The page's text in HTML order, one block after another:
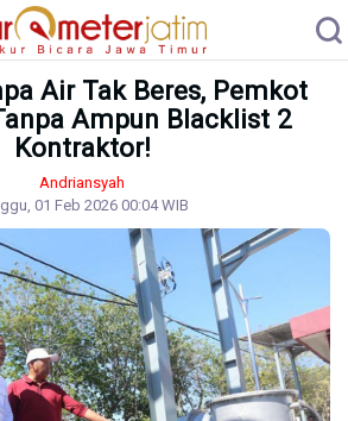
Air Tak Beres, Pemkot
Ampun Blacklist 2
Kontraktor!
Andriansyah
01 Feb 2026 00:04 WIB